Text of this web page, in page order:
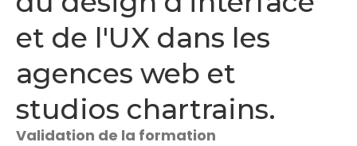
et de l'UX dans les
agences web et
studios chartrains.
Validation de la formation